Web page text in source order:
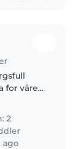
for våre
for
2
ago